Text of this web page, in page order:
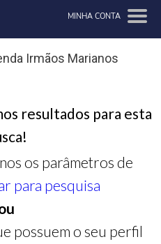
MINHA CONTA
Irmãos Marianos
resultados para esta
os parâmetros de
para pesquisa
possuem o seu perfil